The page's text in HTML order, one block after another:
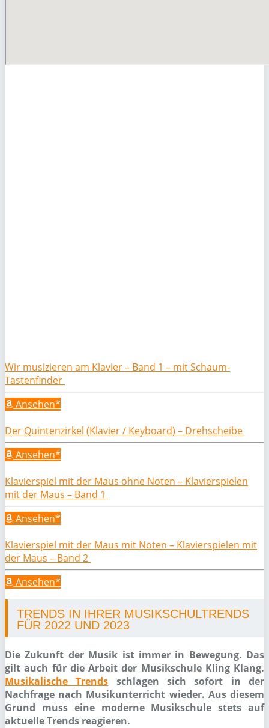
Wir musizieren am Klavier – Band 1 – mit Schaum-
Tastenfinder
Ansehen*
Der Quintenzirkel (Klavier / Keyboard) – Drehscheibe
Ansehen*
Klavierspiel mit der Maus ohne Noten – Klavierspielen
mit der Maus – Band 1
Ansehen*
Klavierspiel mit der Maus mit Noten – Klavierspielen mit
der Maus – Band 2
Ansehen*
TRENDS IN IHRER MUSIKSCHULTRENDS
FÜR 2022 UND 2023
Die Zukunft der Musik ist immer in Bewegung. Das
gilt auch für die Arbeit der Musikschule Kling Klang.
Musikalische Trends schlagen sich sofort in der
Nachfrage nach Musikunterricht wieder. Aus diesem
Grund muss eine moderne Musikschule stets auf
aktuelle Trends reagieren.